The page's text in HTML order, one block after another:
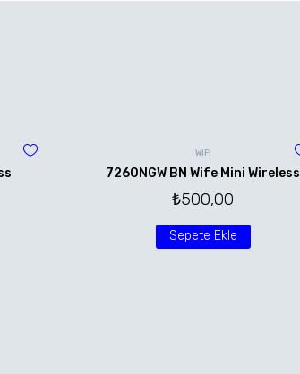
WİFİ
7260NGW BN Wife Mini Wireless
₺500,00
Sepete Ekle